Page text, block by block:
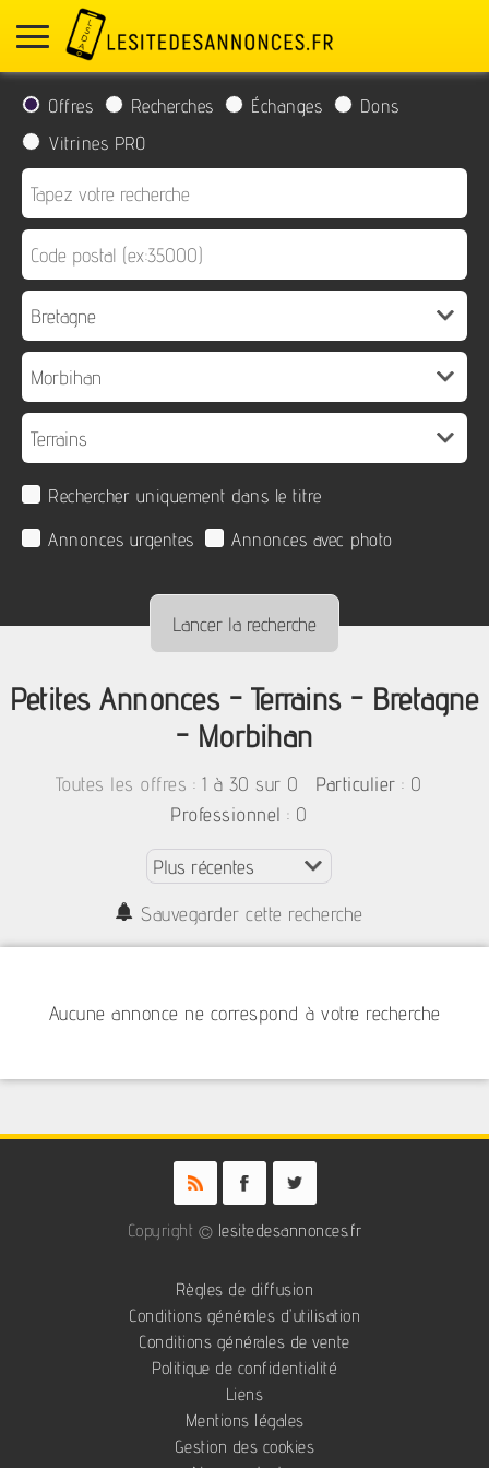
Offres Recherches Échanges
Dons
Vitrines PRO
Rechercher uniquement dans le titre
Annonces urgentes
Annonces avec photo
Petites Annonces - Terrains - Bretagne
- Morbihan
Toutes les offres : 1 à 30 sur 0 Particulier : 0
Professionnel : 0
Sauvegarder cette recherche
Aucune annonce ne correspond à votre recherche
Copyright © lesitedesannonces.fr
Règles de diffusion
Conditions générales d'utilisation
Conditions générales de vente
Politique de confidentialité
Liens
Mentions légales
Gestion des cookies